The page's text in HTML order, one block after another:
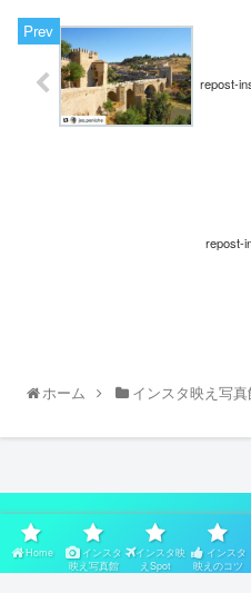
repost-
repost-
ホーム インスタ映え写真
スポン
Home
インスタ
映え写真館
インスタ映
えSpot
インスタ
映えのコツ